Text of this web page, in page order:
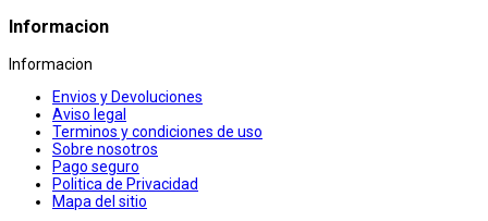
Informacion
Informacion
Envios y Devoluciones
Aviso legal
Terminos y condiciones de uso
Sobre nosotros
Pago seguro
Politica de Privacidad
Mapa del sitio